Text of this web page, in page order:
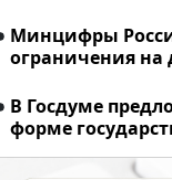
Минцифры
ограничения на
В Госдуме
форме